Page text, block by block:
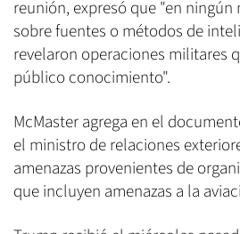
reunión, expresó que "en
sobre fuentes o métodos de
revelaron operaciones militares
público conocimiento".
McMaster agrega en el
el ministro de relaciones
amenazas provenientes de
que incluyen amenazas a la